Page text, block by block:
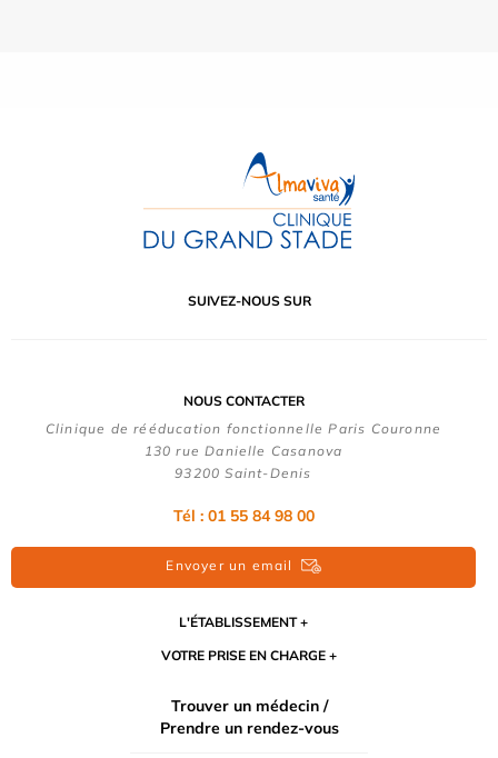
SUIVEZ-NOUS SUR
NOUS CONTACTER
Clinique de rééducation fonctionnelle Paris Couronne
130 rue Danielle Casanova
93200 Saint-Denis
Tél : 01 55 84 98 00
Envoyer un email
L'ÉTABLISSEMENT
VOTRE PRISE EN CHARGE
Trouver un médecin /
Prendre un rendez-vous